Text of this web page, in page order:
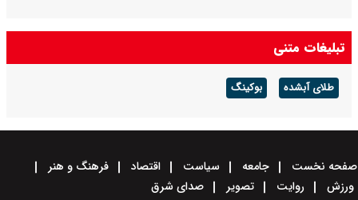
تبلیغات متنی
طلای آبشده بوکینگ
صفحه نخست جامعه سیاست اقتصاد
فرهنگ و هنر
ورزش
روایت تصویر صدای شرق